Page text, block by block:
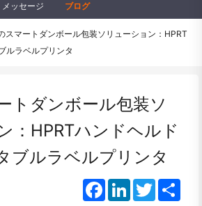
メッセージ
ブログ
スマートダンボール包装ソリューション：HPRT
ルラベルプリンタ
トダンボール包装ソ
：HPRTハンドヘルド
ブルラベルプリンタ
FacebookLinkedInTwitter